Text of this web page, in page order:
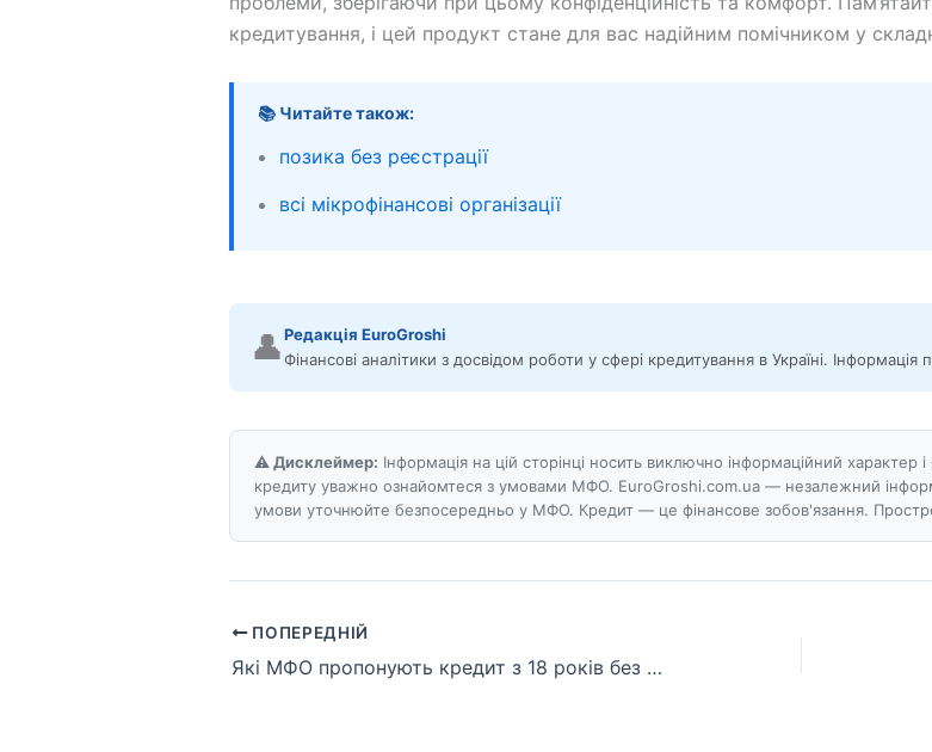
кредитування, і цей продукт стане для вас надійним помічником у
📚 Читайте також:
позика без реєстрації
всі мікрофінансові організації
👤Редакція EuroGroshi
Фінансові аналітики з досвідом роботи у сфері кредитування в Україні. Інформація
⚠️ Дисклеймер: Інформація на цій сторінці носить виключно інформаційний
кредиту уважно ознайомтеся з умовами МФО. EuroGroshi.com.ua — незалежний
умови уточнюйте безпосередньо у МФО. Кредит — це фінансове зобов'язання.
ПОПЕРЕДНІЙ
Які МФО пропонують кредит з 18 років без фото документів?